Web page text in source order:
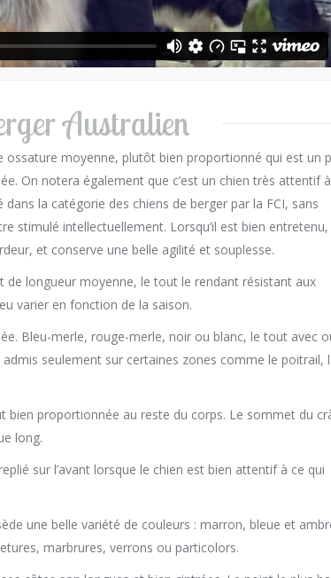
Australien
ossature moyenne, plutôt bien proportionné qui est un
On notera également que c’est un chien très attentif
la catégorie des chiens de berger par la FCI, sans
stimulé intellectuellement. Lorsqu’il est bien entretenu,
et conserve une belle agilité et souplesse.
longueur moyenne, le tout le rendant résistant aux
varier en fonction de la saison.
Bleu-merle, rouge-merle, noir ou blanc, le tout avec
seulement sur certaines zones comme le poitrail,
proportionnée au reste du corps. Le sommet du
long.
sur l’avant lorsque le chien est bien attentif à ce qui
une belle variété de couleurs : marron, bleue et
marbrures, verrons ou particolors.